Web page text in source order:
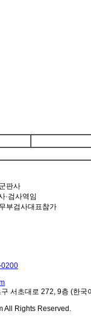
판사
·검사역임
부검사대표참가
서초대로 272, 9층 (한국
All Rights Reserved.